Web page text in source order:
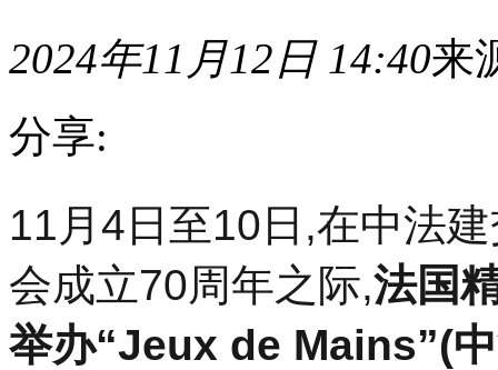
2024年11月12日 14:40来
分享:
月
4
至
10
日,
在
11月4日至10日,在中法
会成立70周年之际,法国
举办“Jeux de Mains”(